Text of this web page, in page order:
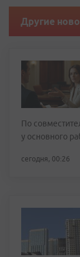
Другие
По
у основного
сегодня, 00:26